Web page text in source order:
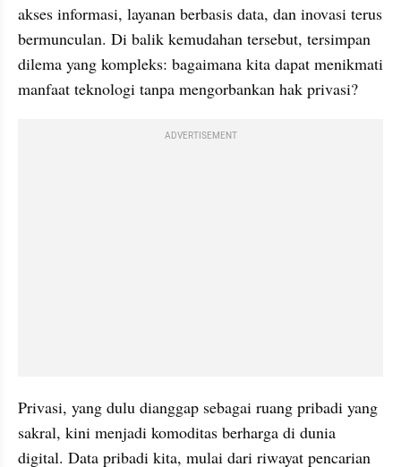
akses informasi, layanan berbasis data, dan inovasi terus
bermunculan. Di balik kemudahan tersebut, tersimpan
dilema yang kompleks: bagaimana kita dapat menikmati
manfaat teknologi tanpa mengorbankan hak privasi?
ADVERTISEMENT
Privasi, yang dulu dianggap sebagai ruang pribadi yang
sakral, kini menjadi komoditas berharga di dunia
digital. Data pribadi kita, mulai dari riwayat pencarian